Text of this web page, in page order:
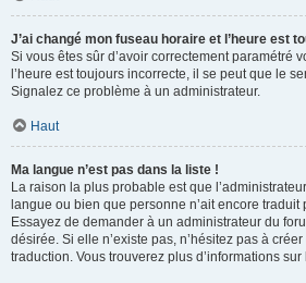
J’ai changé mon fuseau horaire et l’heure est
Si vous êtes sûr d’avoir correctement paramétré
l’heure est toujours incorrecte, il se peut que le
Signalez ce problème à un administrateur.
Haut
Ma langue n’est pas dans la liste !
La raison la plus probable est que
langue ou bien que personne n’ait encore
Essayez de demander à un administrateur du
désirée. Si elle n’existe pas, n’hésitez pas à
traduction. Vous trouverez plus d’informations